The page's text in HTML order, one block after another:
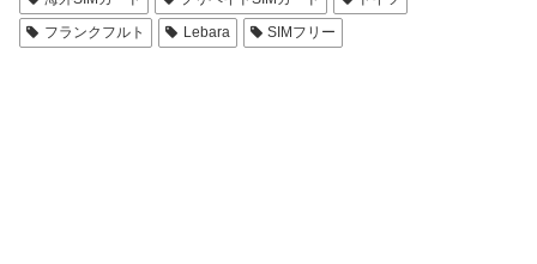
フランクフルト
Lebara SIMフリー